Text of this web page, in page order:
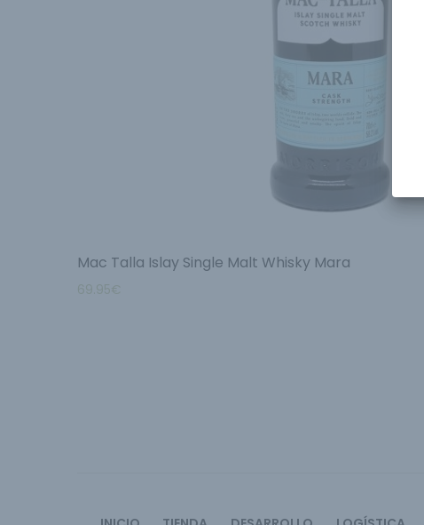
Mac Talla Islay Single Malt Whisky Mara
69.95€